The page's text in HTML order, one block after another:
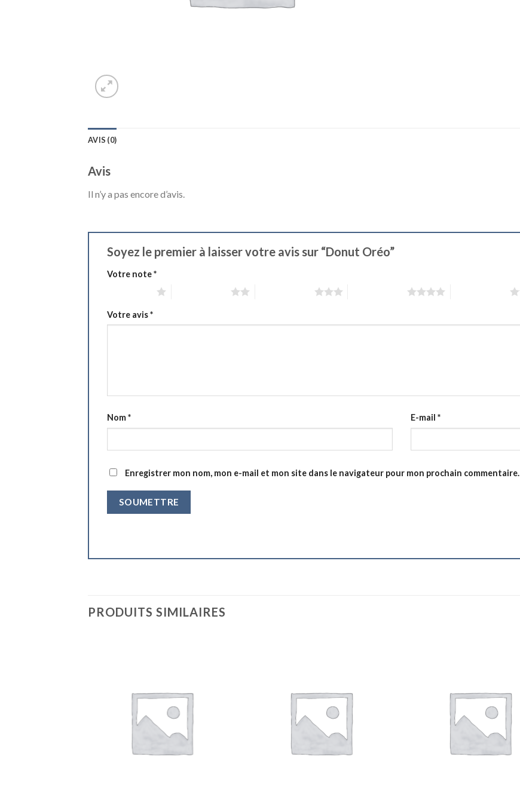
AVIS (0)
Avis
Il n’y a pas encore d’avis.
Soyez le premier à laisser votre avis sur “Donut Oréo”
Votre note*
Votre avis*
Nom* E-mail *
Enregistrer mon nom, mon e-mail et mon site dans le navigateur pour mon prochain commentaire.
PRODUITS SIMILAIRES